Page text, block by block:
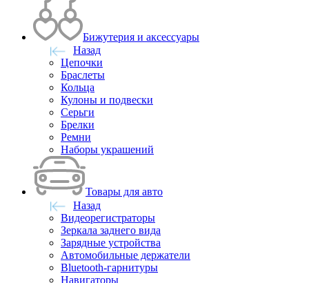
Бижутерия и аксессуары
Назад
Цепочки
Браслеты
Кольца
Кулоны и подвески
Серьги
Брелки
Ремни
Наборы украшений
Товары для авто
Назад
Видеорегистраторы
Зеркала заднего вида
Зарядные устройства
Автомобильные держатели
Bluetooth-гарнитуры
Навигаторы